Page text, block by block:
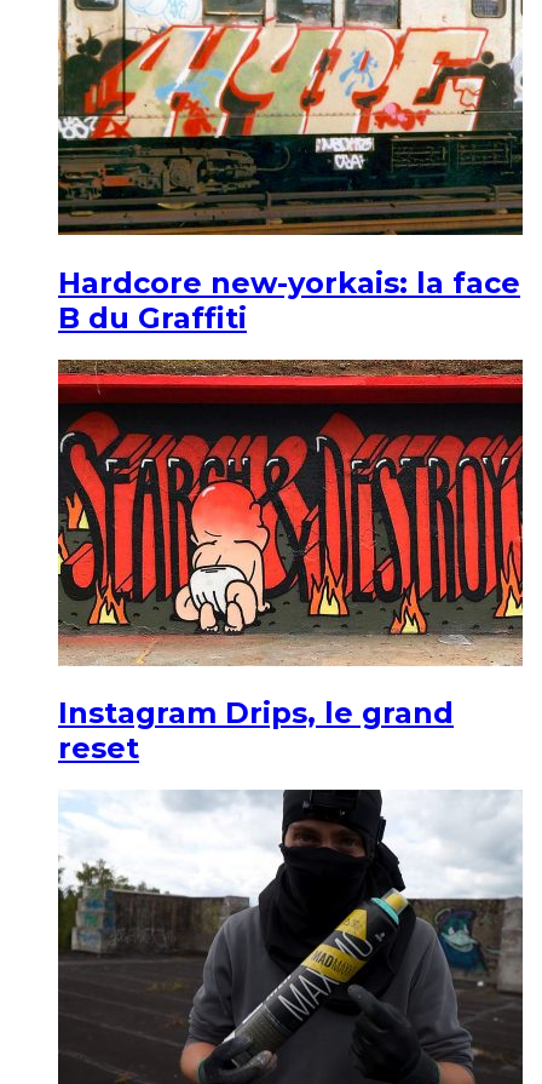
Hardcore new-yorkais: la face
B du Graffiti
Instagram Drips, le grand
reset